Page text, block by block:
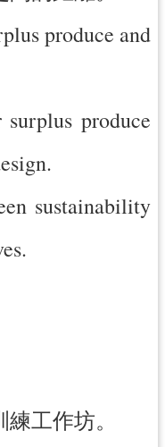
produce and
produce
sustainability
工作坊。